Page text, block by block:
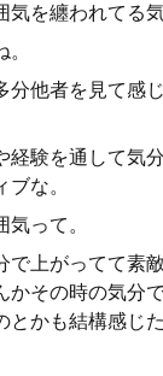
を纏われてる気
分他者を見て感
経験を通して気
な。
って。
で上がってて素
かその時の気分
とかも結構感じ